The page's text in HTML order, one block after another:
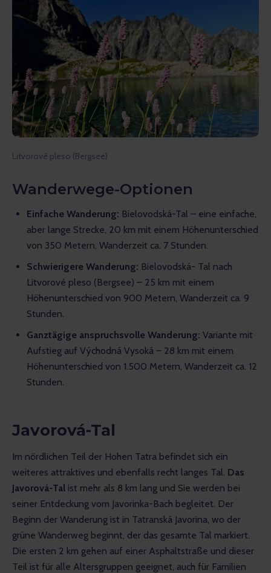
Litvorové pleso (Bergsee)
Wanderwege-Optionen
Einfache Wanderung: Bielovodská-Tal – eine einfache,
aber lange Strecke, 20 km mit einem Höhenunterschied
von 350 Metern, Wanderzeit ca. 7 Stunden.
Schwierigere Wanderung: Bielovodská- Tal nach
Litvorové pleso (Bergsee) – 25 km mit einem
Höhenunterschied von 900 Metern, Wanderzeit ca. 9
Stunden.
Ganztägige anspruchsvolle Wanderung: Variante mit
Aufstieg auf Východná Vysoká – 28 km mit einem
Höhenunterschied von 1.500 Metern, Wanderzeit ca. 12
Stunden.
Javorová-Tal
Im nördlichen Teil der Hohen Tatra befindet sich ein
weiteres attraktives und ebenfalls recht langes Tal. Das
Javorová-Tal ist mehr als 8 km lang und Sie werden bei
seiner Entdeckung vom Javorinka-Bach begleitet. Der
Beginn der Wanderung ist in Tatranská Javorina, wo der
grüne Wanderweg beginnt, der das gesamte Tal markiert.
Die ersten 2 km gehen auf einer Asphaltstraße und dieser
Teil ist für alle Altersgruppen geeignet, auch für Familien